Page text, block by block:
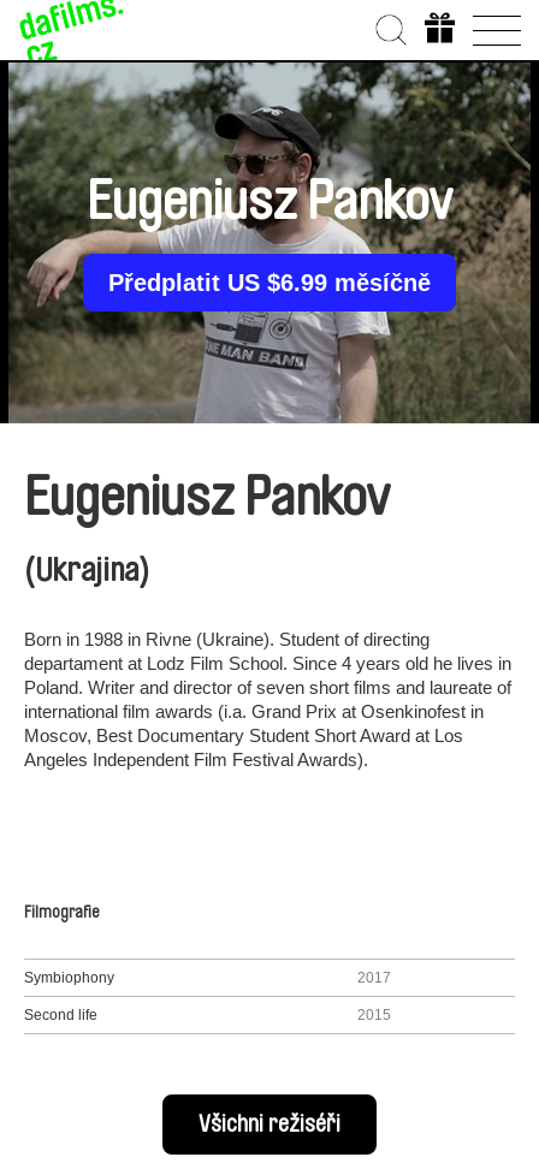
Eugeniusz Pankov
Předplatit US $6.99 měsíčně
Eugeniusz Pankov
(Ukrajina)
Born in 1988 in Rivne (Ukraine). Student of directing
departament at Lodz Film School. Since 4 years old he lives in
Poland. Writer and director of seven short films and laureate of
international film awards (i.a. Grand Prix at Osenkinofest in
Moscov, Best Documentary Student Short Award at Los
Angeles Independent Film Festival Awards).
Filmografie
Symbiophony 2017
Second life 2015
Všichni režiséři